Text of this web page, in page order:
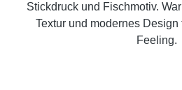
Stickdruck und Fischmotiv.
Textur und modernes
Feeling.